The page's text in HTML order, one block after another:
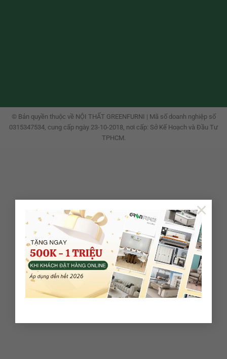
×
© Bản quyền thuộc về NỘI THẤT GREENFURNI | Mã số doanh nghiệp số
0315347534, cung cấp ngày 23-10-2018, nơi cấp: Sở Kế Hoạch và Đầu Tư
TPHCM.